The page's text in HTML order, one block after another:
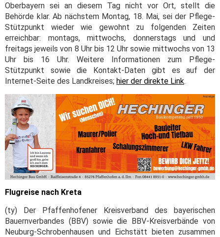
Oberbayern sei an diesem Tag nicht vor Ort, stellt die
Behörde klar. Ab nächstem Montag, 18. Mai, sei der Pflege-
Stützpunkt wieder wie gewohnt zu folgenden Zeiten
erreichbar: montags, mittwochs, donnerstags und und
freitags jeweils von 8 Uhr bis 12 Uhr sowie mittwochs von 13
Uhr bis 16 Uhr. Weitere Informationen zum Pflege-
Stützpunkt sowie die Kontakt-Daten gibt es auf der
Internet-Seite des Landkreises; hier der direkte Link.
Flugreise nach Kreta
(ty) Der Pfaffenhofener Kreisverband des bayerischen
Bauernverbandes (BBV) sowie die BBV-Kreisverbände von
Neuburg-Schrobenhausen und Eichstätt bieten zusammen